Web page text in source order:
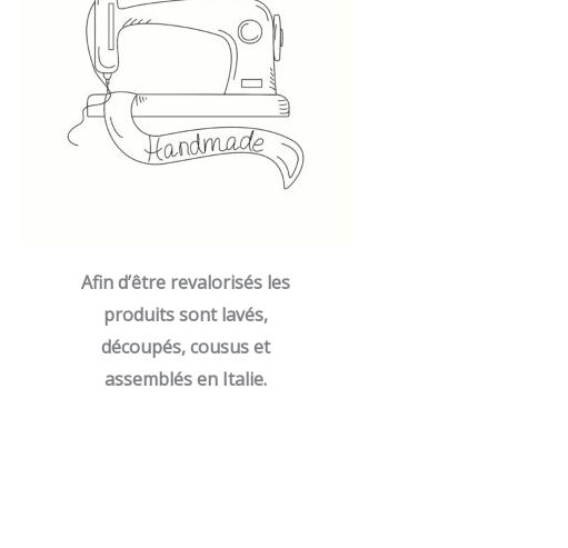
Afin d’être revalorisés les
produits sont lavés,
découpés, cousus et
assemblés en Italie.